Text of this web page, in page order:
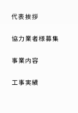
代表挨拶
協力業者様募集
事業内容
工事実績